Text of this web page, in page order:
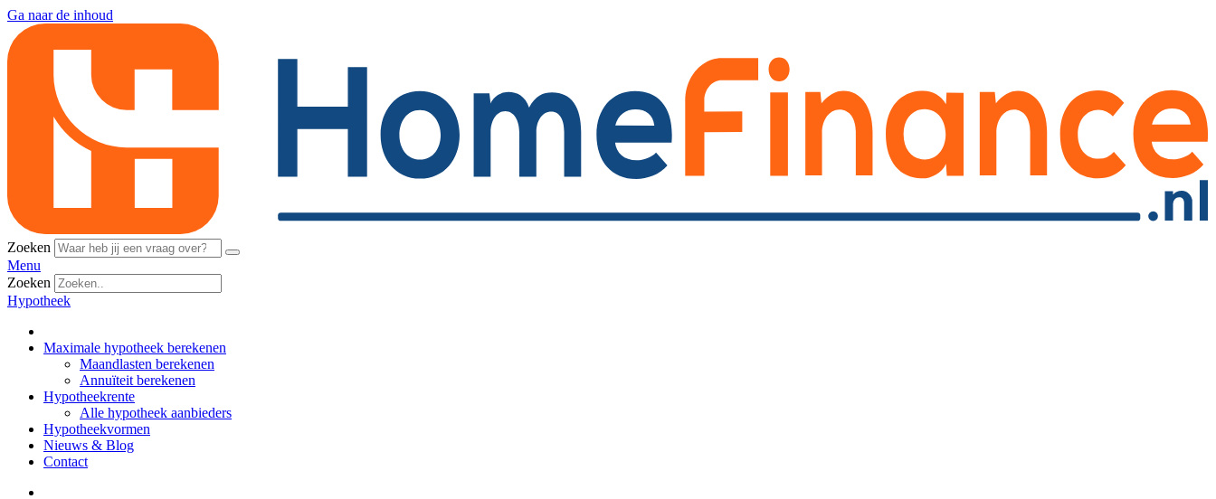
Ga naar de inhoud
Zoeken
Menu
Zoeken
Hypotheek
Maximale hypotheek berekenen
Maandlasten berekenen
Annuïteit berekenen
Hypotheekrente
Alle hypotheek aanbieders
Hypotheekvormen
Nieuws & Blog
Contact